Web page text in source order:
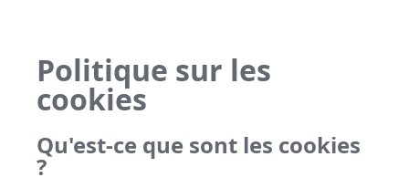
Politique sur les
cookies
Qu'est-ce que sont les cookies
?